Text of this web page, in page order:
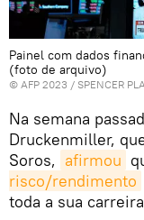
Painel com dados
(foto de arquivo)
© AFP 2023 / SPENCER
Na semana
Druckenmiller,
Soros, afirmou
risco/rendimento
toda a sua